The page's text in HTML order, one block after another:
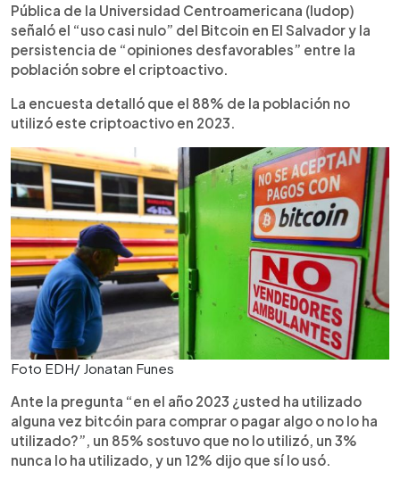
Pública de la Universidad Centroamericana (Iudop)
señaló el “uso casi nulo” del Bitcoin en El Salvador y la
persistencia de “opiniones desfavorables” entre la
población sobre el criptoactivo.
La encuesta detalló que el 88% de la población no
utilizó este criptoactivo en 2023.
Foto EDH/ Jonatan Funes
Ante la pregunta “en el año 2023 ¿usted ha utilizado
alguna vez bitcóin para comprar o pagar algo o no lo ha
utilizado?”, un 85% sostuvo que no lo utilizó, un 3%
nunca lo ha utilizado, y un 12% dijo que sí lo usó.